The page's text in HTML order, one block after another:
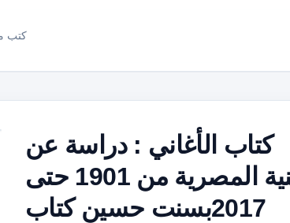
كتب
كتاب الأغاني : دراسة عن
الأغنية المصرية من 1901 حتى
2017بسنت حسين كتاب